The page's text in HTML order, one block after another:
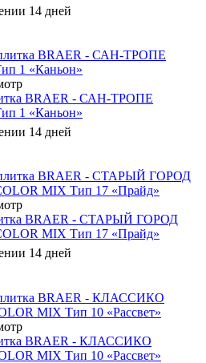
14 дней
BRAER - САН-ТРОПЕ
1 «Каньон»
14 дней
BRAER - СТАРЫЙ ГОРОД
MIX Тип 17 «Прайд»
14 дней
BRAER - КЛАССИКО
MIX Тип 10 «Рассвет»